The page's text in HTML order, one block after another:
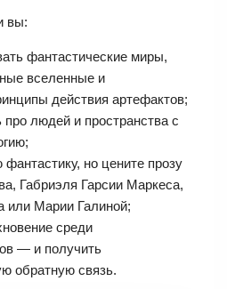
вы:
фантастические миры,
вселенные и
действия артефактов;
про людей и пространства с
но цените прозу
Габриэля Гарсии Маркеса,
или Марии Галиной;
среди
— и получить
обратную связь.